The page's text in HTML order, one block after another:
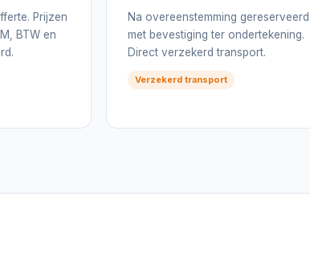
Prijzen
BTW en
Na overeenstemming gereserveerd
met bevestiging ter ondertekening.
Direct verzekerd transport.
Verzekerd transport